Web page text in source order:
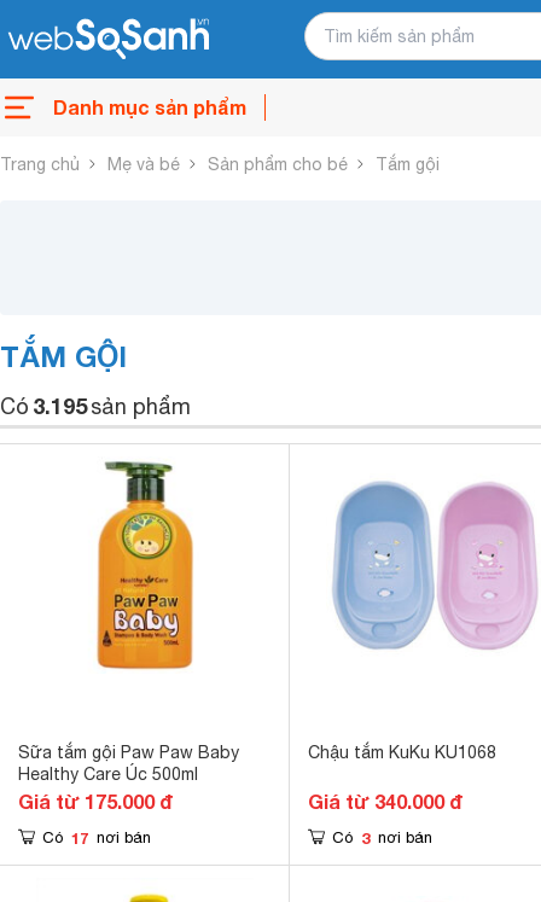
Danh mục sản phẩm
Trang chủ Mẹ và bé Sản phẩm cho bé Tắm gội
TẮM GỘI
Có 3.195sản phẩm
Sữa tắm gội Paw Paw Baby
Healthy Care Úc 500ml
Giá từ 175.000 đ
Có 17 nơi bán
Chậu tắm KuKu KU1068
Giá từ 340.000 đ
Có 3 nơi bán